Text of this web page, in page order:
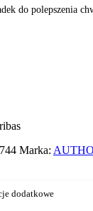
do polepszenia
Marka:
dodatkowe